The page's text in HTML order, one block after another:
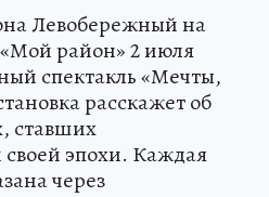
Левобережный на
район» 2 июля
спектакль «Мечты,
расскажет об
ставших
эпохи. Каждая
через